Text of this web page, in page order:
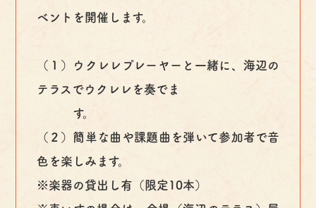
ベントを開催します。
（１）ウクレレプレーヤーと一緒に、海辺の
テラスでウクレレを奏でま
す。
（２）簡単な曲や課題曲を弾いて参加者で音
色を楽しみます。
※楽器の貸出し有（限定10本）